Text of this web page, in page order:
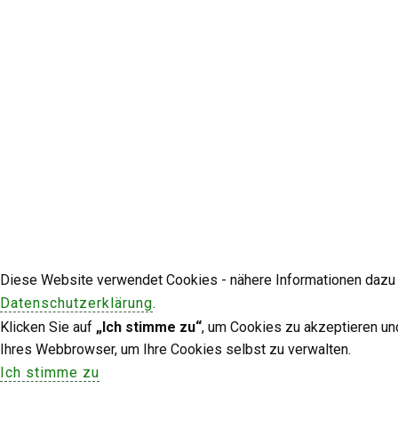
Diese Website verwendet Cookies - nähere Informationen
Datenschutzerklärung.
Klicken Sie auf „Ich stimme zu“, um Cookies zu akzeptieren
Ihres Webbrowser, um Ihre Cookies selbst zu verwalten.
Ich stimme zu